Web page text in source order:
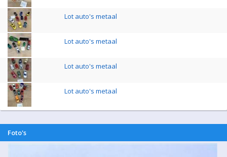
Lot auto's metaal
Lot auto's metaal
Lot auto's metaal
Lot auto's metaal
Foto's